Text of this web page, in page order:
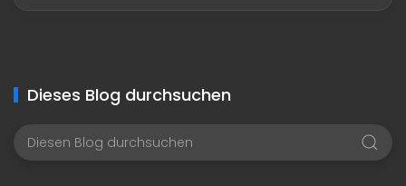
Dieses Blog durchsuchen